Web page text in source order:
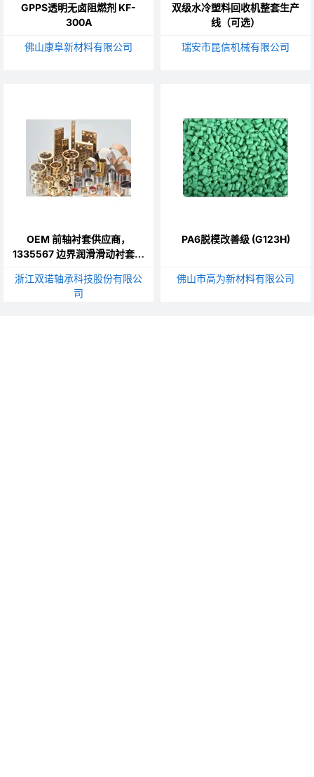
GPPS透明无卤阻燃剂 KF-
300A
佛山康阜新材料有限公司
双级水冷塑料回收机整套生产
线（可选）
瑞安市昆信机械有限公司
OEM 前轴衬套供应商，
1335567 边界润滑滑动衬套，
浙江双诺轴承科技股份有限公
司
PA6脱模改善级 (G123H)
佛山市高为新材料有限公司